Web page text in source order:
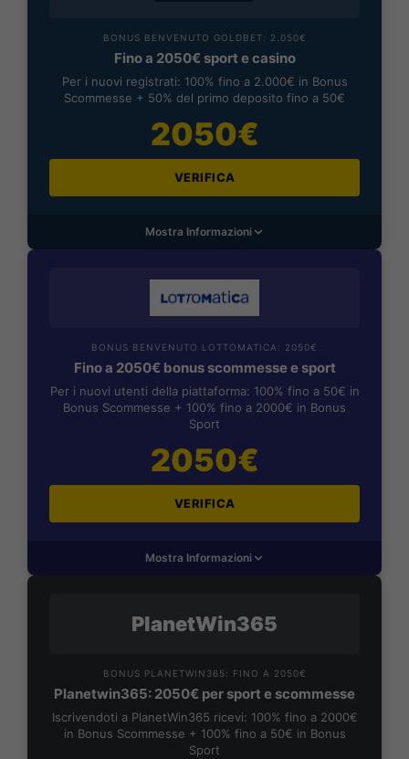
BONUS BENVENUTO GOLDBET: 2.050€
Fino a 2050€ sport e casino
Per i nuovi registrati: 100% fino a 2.000€ in Bonus
Scommesse + 50% del primo deposito fino a 50€
2050€
VERIFICA
Mostra Informazioni
BONUS BENVENUTO LOTTOMATICA: 2050€
Fino a 2050€ bonus scommesse e sport
Per i nuovi utenti della piattaforma: 100% fino a 50€ in
Bonus Scommesse + 100% fino a 2000€ in Bonus
Sport
2050€
VERIFICA
Mostra Informazioni
PlanetWin365
BONUS PLANETWIN365: FINO A 2050€
Planetwin365: 2050€ per sport e scommesse
Iscrivendoti a PlanetWin365 ricevi: 100% fino a 2000€
in Bonus Scommesse + 100% fino a 50€ in Bonus
Sport